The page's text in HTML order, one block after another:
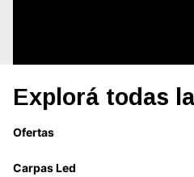
Explorá todas
Ofertas
Carpas Led